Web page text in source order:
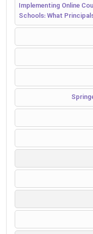
Implementing Online
Schools: What